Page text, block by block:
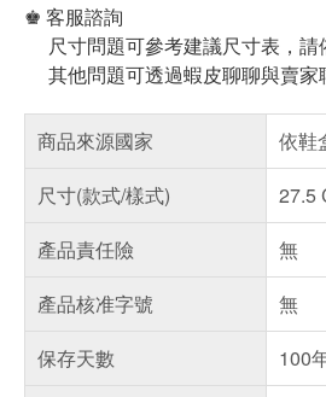
♚ 客服諮詢
尺寸問題可參考建議尺寸表，請
其他問題可透過蝦皮聊聊與賣家
商品來源國家
依鞋
尺寸(款式/樣式)
27.5
產品責任險
無
產品核准字號
無
保存天數
100